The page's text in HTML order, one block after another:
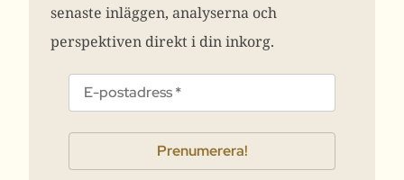
senaste inläggen, analyserna och
perspektiven direkt i din inkorg.